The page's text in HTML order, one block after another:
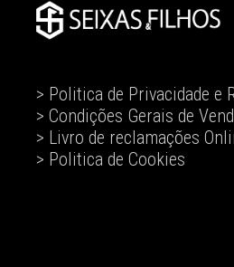
> Politica de Privacidade e
> Condições Gerais de
> Livro de reclamações
> Politica de Cookies